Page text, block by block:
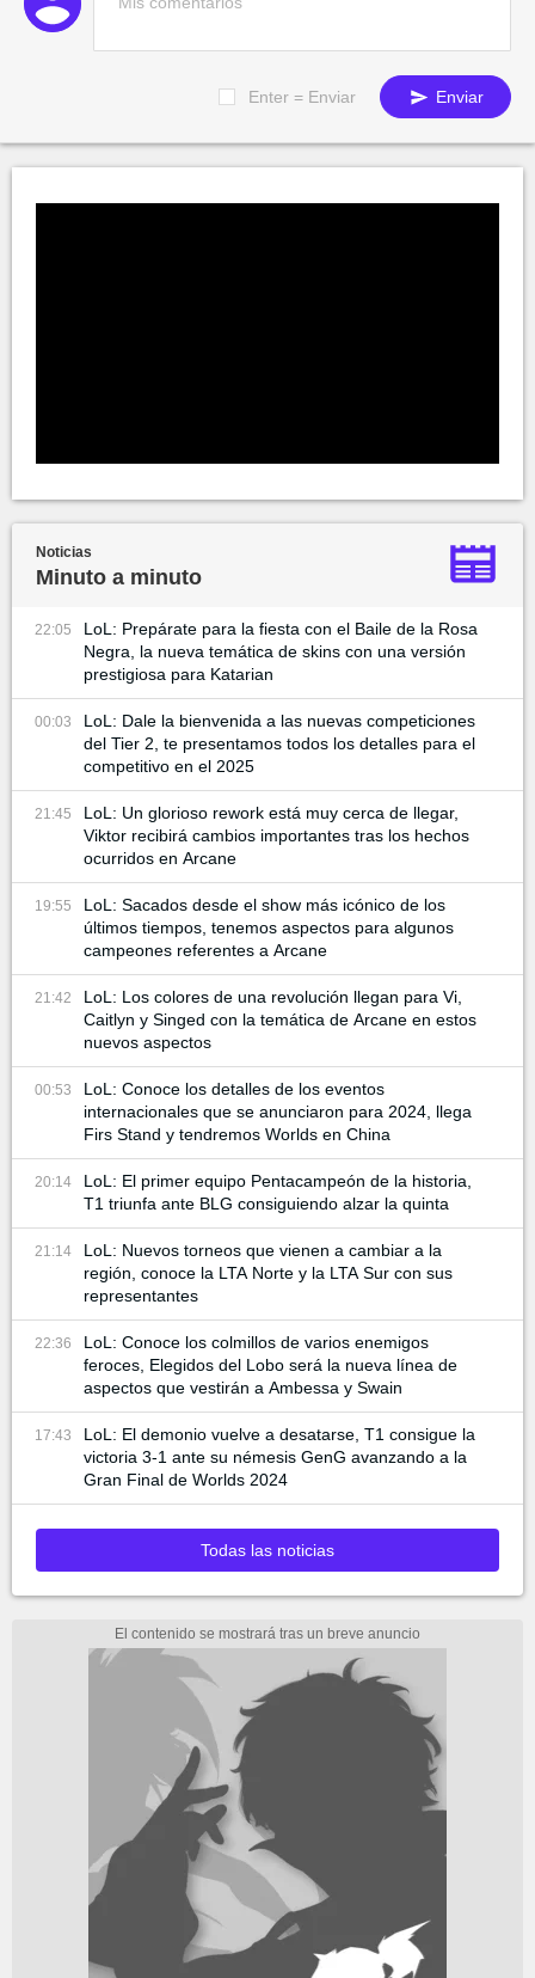
Enter = Enviar Enviar
Noticias
Minuto a minuto
22:05
LoL: Prepárate para la fiesta con el Baile de la Rosa
Negra, la nueva temática de skins con una versión
prestigiosa para Katarian
00:03
LoL: Dale la bienvenida a las nuevas competiciones
del Tier 2, te presentamos todos los detalles para el
competitivo en el 2025
21:45
LoL: Un glorioso rework está muy cerca de llegar,
Viktor recibirá cambios importantes tras los hechos
ocurridos en Arcane
19:55
LoL: Sacados desde el show más icónico de los
últimos tiempos, tenemos aspectos para algunos
campeones referentes a Arcane
21:42
LoL: Los colores de una revolución llegan para Vi,
Caitlyn y Singed con la temática de Arcane en estos
nuevos aspectos
00:53
LoL: Conoce los detalles de los eventos
internacionales que se anunciaron para 2024, llega
Firs Stand y tendremos Worlds en China
20:14
LoL: El primer equipo Pentacampeón de la historia,
T1 triunfa ante BLG consiguiendo alzar la quinta
21:14
LoL: Nuevos torneos que vienen a cambiar a la
región, conoce la LTA Norte y la LTA Sur con sus
representantes
22:36
LoL: Conoce los colmillos de varios enemigos
feroces, Elegidos del Lobo será la nueva línea de
aspectos que vestirán a Ambessa y Swain
17:43
LoL: El demonio vuelve a desatarse, T1 consigue la
victoria 3-1 ante su némesis GenG avanzando a la
Gran Final de Worlds 2024
Todas las noticias